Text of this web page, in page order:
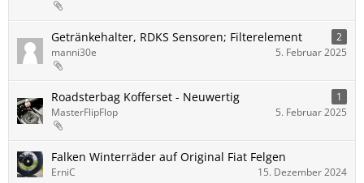
Getränkehalter, RDKS Sensoren; Filterelement
2
manni30e
5. Februar 2025
Roadsterbag Kofferset - Neuwertig
1
MasterFlipFlop
5. Februar 2025
Falken Winterräder auf Original Fiat Felgen
ErniC 15. Dezember 2024